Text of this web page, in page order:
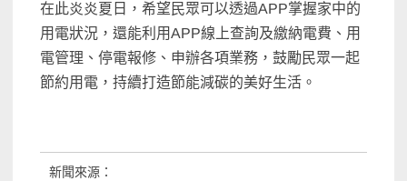
在此炎炎夏日，希望民眾可以透過APP掌握家中的
用電狀況，還能利用APP線上查詢及繳納電費、用
電管理、停電報修、申辦各項業務，鼓勵民眾一起
節約用電，持續打造節能減碳的美好生活。
新聞來源：